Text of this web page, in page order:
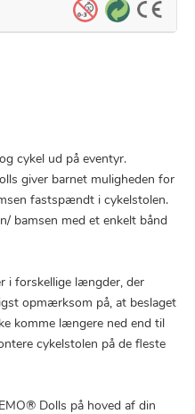
cykel ud på eventyr.
giver barnet muligheden for
fastspændt i cykelstolen.
bamsen med et enkelt bånd
i forskellige længder, der
opmærksom på, at beslaget
komme længere ned end til
cykelstolen på de fleste
Dolls på hoved af din